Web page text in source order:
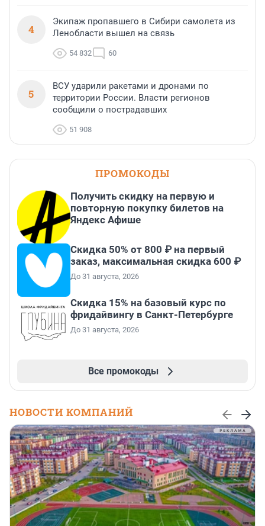
4
Экипаж пропавшего в Сибири самолета из
Ленобласти вышел на связь
54 832 60
5
ВСУ ударили ракетами и дронами по
территории России. Власти регионов
сообщили о пострадавших
51 908
ПРОМОКОДЫ
Получить скидку на первую и
повторную покупку билетов на
Яндекс Афише
Скидка 50% от 800 ₽ на первый
заказ, максимальная скидка 600 ₽
До 31 августа, 2026
Скидка 15% на базовый курс по
фридайвингу в Санкт-Петербурге
До 31 августа, 2026
Все промокоды
НОВОСТИ КОМПАНИЙ